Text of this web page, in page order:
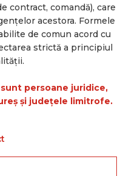
contract, comandă), care
acestora. Formele
de comun acord cu
strictă a principiul
persoane juridice,
și județele limitrofe.